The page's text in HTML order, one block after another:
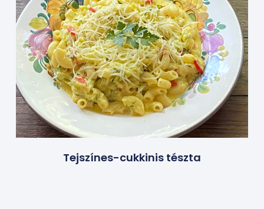
Tejszínes-cukkinis tészta